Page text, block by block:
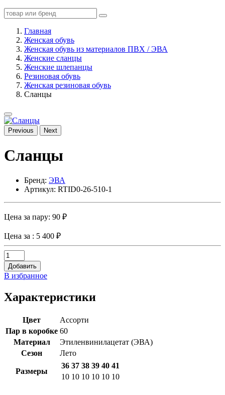
Главная
Женская обувь
Женская обувь из материалов ПВХ / ЭВА
Женские сланцы
Женские шлепанцы
Резиновая обувь
Женская резиновая обувь
Сланцы
Previous Next
Сланцы
Бренд: ЭВА
Артикул: RTID0-26-510-1
Цена за пару: 90 ₽
Цена за : 5 400 ₽
Добавить
В избранное
Характеристики
Цвет
Ассорти
Пар в коробке 60
Материал
Этиленвинилацетат (ЭВА)
Сезон
Лето
Размеры
36 37 38 39 40 41
10 10 10 10 10 10